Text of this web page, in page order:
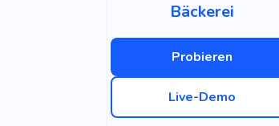
Bäckerei
Probieren
Live-Demo